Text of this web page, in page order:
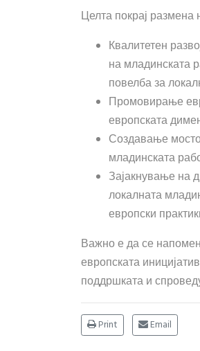
Целта покрај размена
Квалитетен
на младинската
повелба за
Промовирање
европската
Создавање
младинската
Зајакнување на
локалната
европски
Важно е да се
европската
поддршката и
Print Email